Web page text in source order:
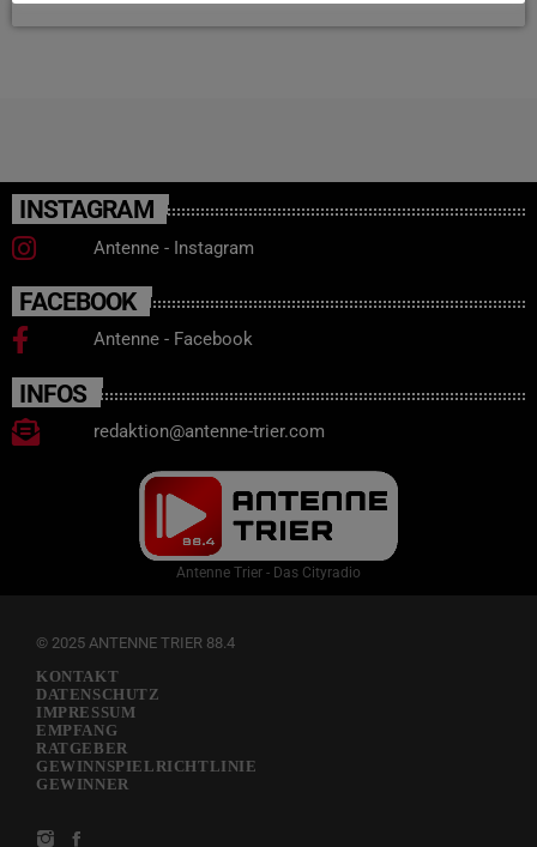
INSTAGRAM
Antenne - Instagram
FACEBOOK
Antenne - Facebook
INFOS
redaktion@antenne-trier.com
Antenne Trier - Das Cityradio
© 2025 ANTENNE TRIER 88.4
KONTAKT
DATENSCHUTZ
IMPRESSUM
EMPFANG
RATGEBER
GEWINNSPIELRICHTLINIE
GEWINNER